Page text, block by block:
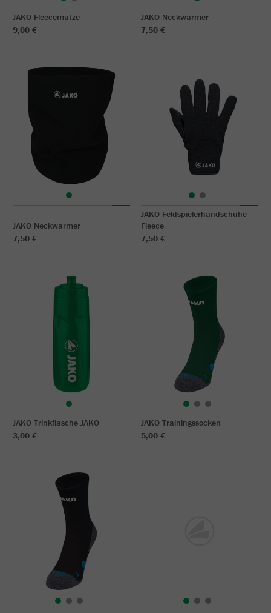
JAKO Fleecemütze
9,00 €
JAKO Neckwarmer
7,50 €
JAKO Neckwarmer
7,50 €
JAKO Feldspielerhandschuhe
Fleece
7,50 €
JAKO Trinkflasche JAKO
3,00 €
JAKO Trainingssocken
5,00 €